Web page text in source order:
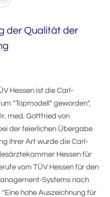
der Qualität der
Hessen ist die Carl-
"Topmodell" geworden",
med. Gottfried von
der feierlichen Übergabe
ihrer Art wurde die Carl-
Hessen für
vom TÜV Hessen für den
Systems nach
"Eine hohe Auszeichnung für